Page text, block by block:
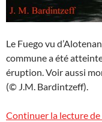
Le Fuego vu
commune a été
éruption. Voir aussi
(© J.M. Bardintzeff).
Continuer la lecture de